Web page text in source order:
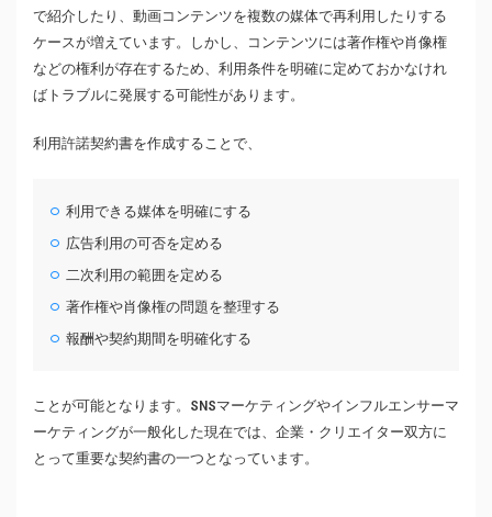
で紹介したり、動画コンテンツを複数の媒体で再利用したりする
ケースが増えています。しかし、コンテンツには著作権や肖像権
などの権利が存在するため、利用条件を明確に定めておかなけれ
ばトラブルに発展する可能性があります。
利用許諾契約書を作成することで、
利用できる媒体を明確にする
広告利用の可否を定める
二次利用の範囲を定める
著作権や肖像権の問題を整理する
報酬や契約期間を明確化する
ことが可能となります。SNSマーケティングやインフルエンサーマ
ーケティングが一般化した現在では、企業・クリエイター双方に
とって重要な契約書の一つとなっています。